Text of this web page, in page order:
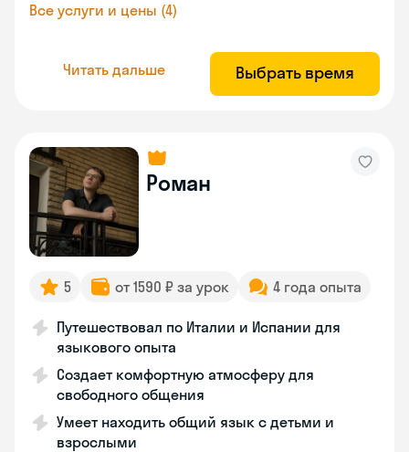
Все услуги и цены (4)
Читать дальше Выбрать время
Роман
5 от 1590 ₽ за урок 4 года опыта
Путешествовал по Италии и Испании для
языкового опыта
Создает комфортную атмосферу для
свободного общения
Умеет находить общий язык с детьми и
взрослыми